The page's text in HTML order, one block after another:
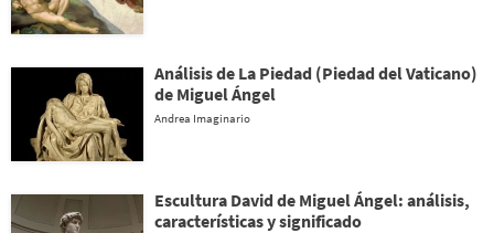
Análisis de La Piedad (Piedad del Vaticano)
de Miguel Ángel
Andrea Imaginario
Escultura David de Miguel Ángel: análisis,
características y significado